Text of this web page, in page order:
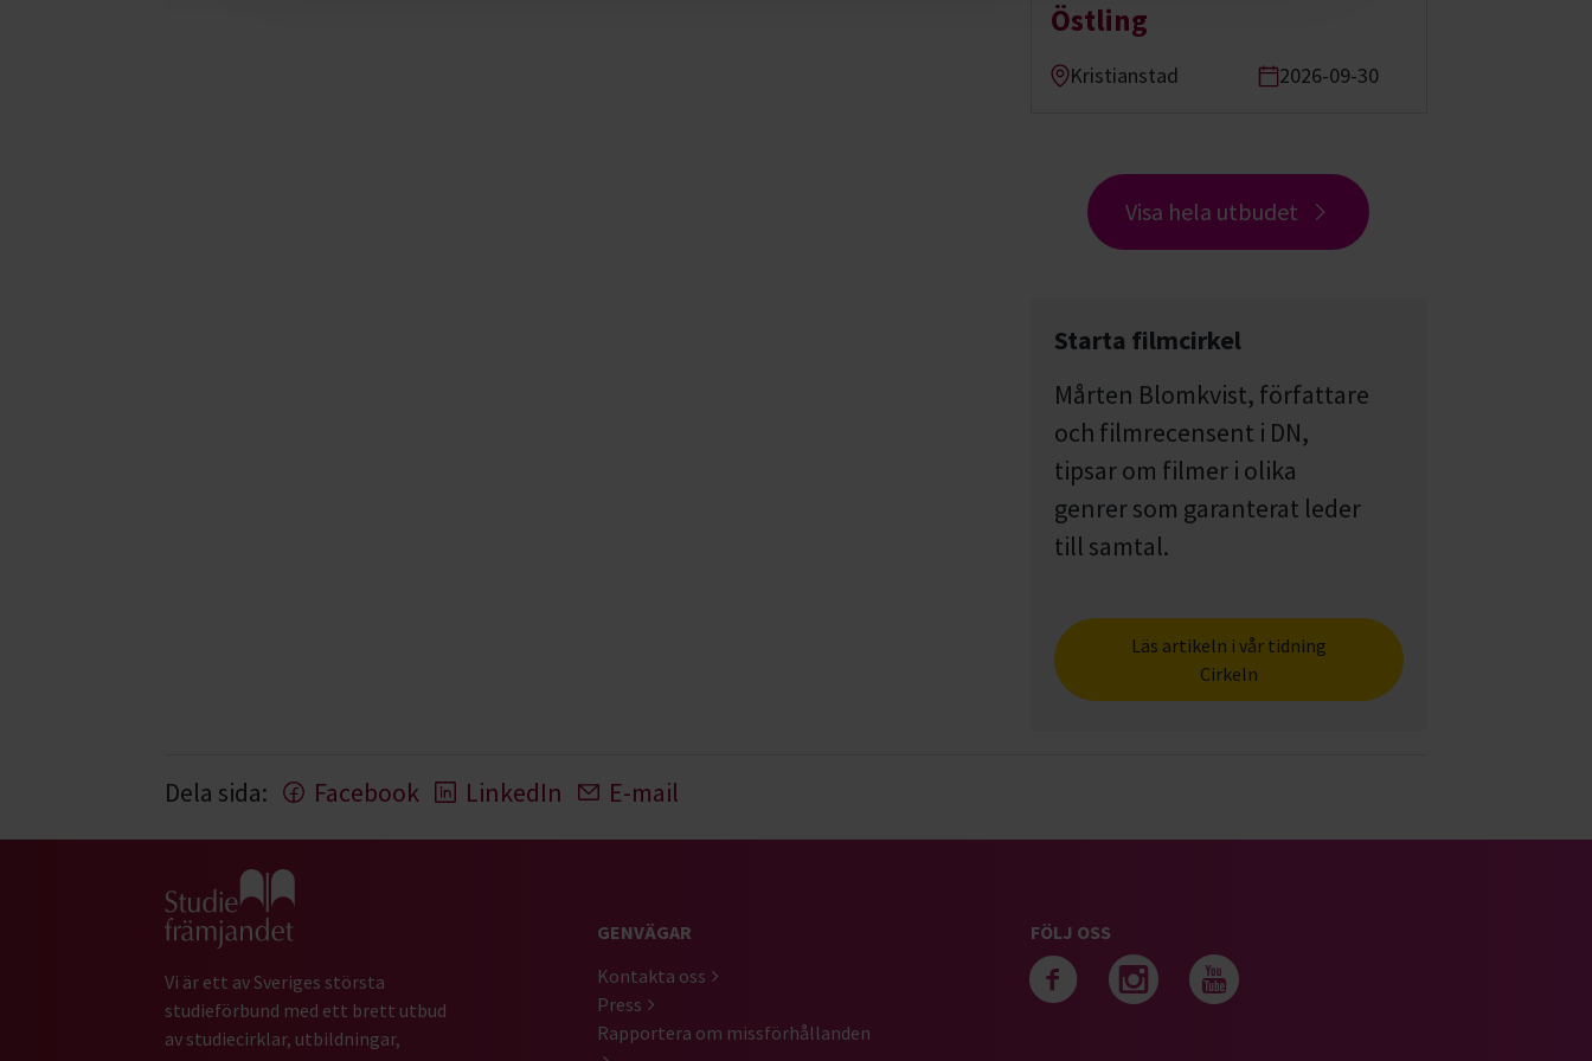
Östling
Kristianstad 2026-09-30
Visa hela utbudet
Starta filmcirkel
Mårten Blomkvist, författare
och filmrecensent i DN,
tipsar om filmer i olika
genrer som garanterat leder
till samtal.
Läs artikeln i vår tidning
Cirkeln
Dela sida: Facebook LinkedIn E-mail
Gå till studiefrämjandets startsida
Vi är ett av Sveriges största
studieförbund med ett brett utbud
av studiecirklar, utbildningar,
GENVÄGAR
Kontakta oss
Press
Rapportera om missförhållanden
FÖLJ OSS
Följ oss på facebook
Följ oss på instagram
Följ oss på youtube